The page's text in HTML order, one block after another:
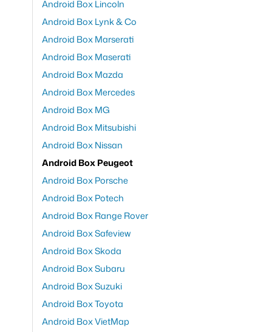
Android Box Lincoln
Android Box Lynk & Co
Android Box Marserati
Android Box Maserati
Android Box Mazda
Android Box Mercedes
Android Box MG
Android Box Mitsubishi
Android Box Nissan
Android Box Peugeot
Android Box Porsche
Android Box Potech
Android Box Range Rover
Android Box Safeview
Android Box Skoda
Android Box Subaru
Android Box Suzuki
Android Box Toyota
Android Box VietMap